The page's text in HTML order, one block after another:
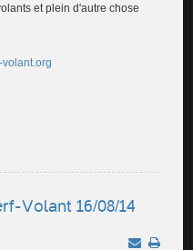
et plein d'autre chose
Volant 16/08/14